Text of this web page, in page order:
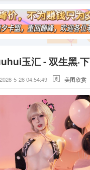
玉汇 - 双生黑·下
2026-5-26 04:54:49 美图欣赏